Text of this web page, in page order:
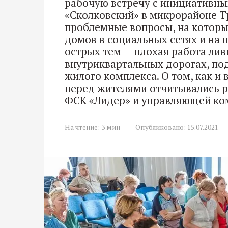
«Сколковский» в микрорайоне
проблемные вопросы, на
домов в социальных сетях и на
острых тем — плохая работа
внутриквартальных дорогах,
жилого комплекса. О том, как и
перед жителями отчитывались
ФСК «Лидер» и управляющей
На чтение: 3 мин Опубликовано: 15.07.2021